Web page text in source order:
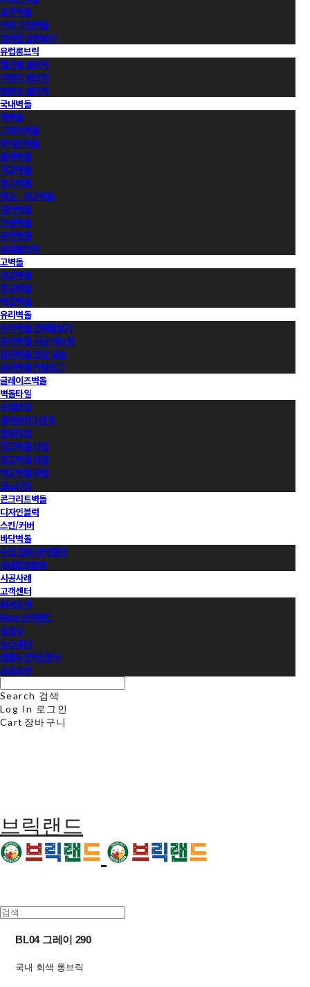
호주벽돌
이외 수입벽돌
컬러별 살펴보기
유럽롱브릭
벨기에 롱브릭
이태리 롱브릭
덴마크 롱브릭
국내벽돌
적벽돌
그레이벽돌
화이트벽돌
블랙벽돌
적고벽돌
청고벽돌
백고ㆍ회고벽돌
컬러벽돌
가공벽돌
유약벽돌
국내롱브릭
고벽돌
적고벽돌
청고벽돌
백고벽돌
유리벽돌
유리벽돌 전제품보기
유리벽돌 시공 매뉴얼
유리벽돌 영상 모음
유리벽돌 카달로그
글레이즈벽돌
벽돌타일
수입타일
롱(와이드) 타일
점토타일
적고벽돌 타일
청고벽돌 타일
백고벽돌 타일
모노타일
콘크리트벽돌
디자인블럭
스킨/커버
바닥벽돌
수입 점토 바닥블럭
국내점토블록
시공사례
고객센터
회사소개
Now 브릭랜드
동영상
뉴스레터
샘플&견적신청서
프로모션
Search 검색
Log In 로그인
Cart 장바구니
브릭랜드
BL04 그레이 290
국내 회색 롱브릭